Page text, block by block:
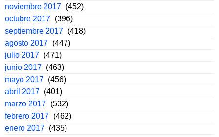
noviembre 2017 (452)
octubre 2017 (396)
septiembre 2017 (418)
agosto 2017 (447)
julio 2017 (471)
junio 2017 (463)
mayo 2017 (456)
abril 2017 (401)
marzo 2017 (532)
febrero 2017 (462)
enero 2017 (435)